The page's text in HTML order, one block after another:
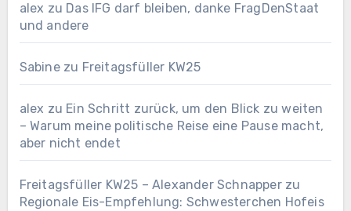
alex zu Das IFG darf bleiben, danke FragDenStaat
und andere
Sabinezu Freitagsfüller KW25
alex zu Ein Schritt zurück, um den Blick zu weiten
– Warum meine politische Reise eine Pause macht,
aber nicht endet
Freitagsfüller KW25 – Alexander Schnapperzu
Regionale Eis-Empfehlung: Schwesterchen Hofeis